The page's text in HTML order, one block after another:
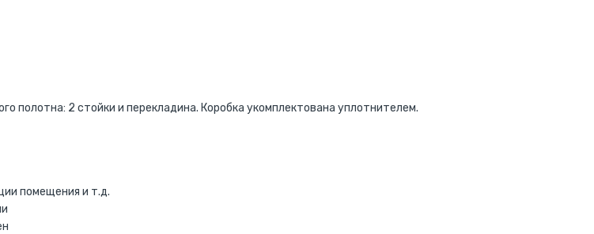
полотна: 2 стойки и перекладина. Коробка укомплектована уплотнителем.
помещения и т.д.